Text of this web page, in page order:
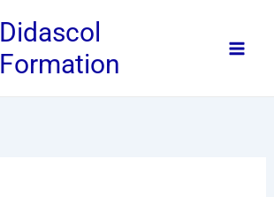
Didascol
Formation